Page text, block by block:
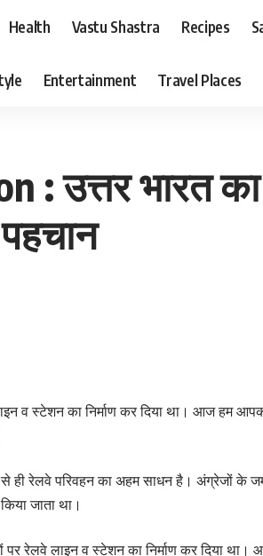
Health Vastu Shastra Recipes
Entertainment Travel Places
: उत्तर भारत
व स्टेशन का निर्माण कर दिया था। आज हम
रेलवे परिवहन का अहम साधन है। अंग्रेजों के
जाता था।
रेलवे लाइन व स्टेशन का निर्माण कर दिया था।